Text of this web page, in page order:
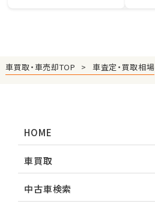
車買取・車売却TOP 車査定・買取相場
HOME
車買取
中古車検索